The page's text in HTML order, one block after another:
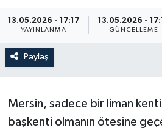
13.05.2026 - 17:17
YAYINLANMA
13.05.2026 -
GÜNCELLEME
Paylaş
Mersin, sadece bir liman kenti
başkenti olmanın ötesine